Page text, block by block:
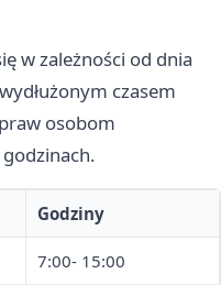
w zależności od dnia
czasem
osobom
Godziny
7:00- 15:00